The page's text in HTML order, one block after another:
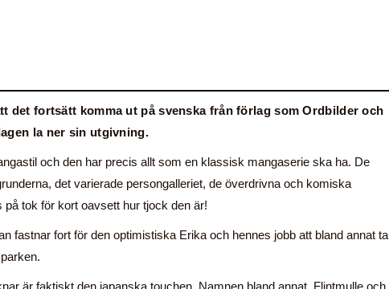
det fortsätt komma ut på svenska från förlag som Ordbilder och
la ner sin utgivning.
och den har precis allt som en klassisk mangaserie ska ha. De
det varierade persongalleriet, de överdrivna och komiska
tok för kort oavsett hur tjock den är!
fastnar fort för den optimistiska Erika och hennes jobb att bland annat ta
är faktiskt den japanska touchen. Namnen bland annat. Flintmulle och